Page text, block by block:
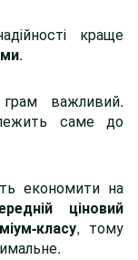
краще
.
важливий.
саме до
економити на
ціновий
класу, тому